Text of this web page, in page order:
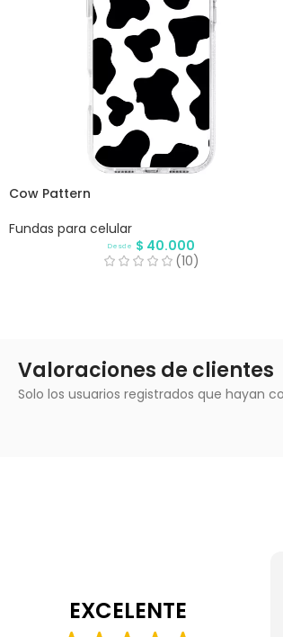
Cow Pattern
Fundas para celular
Desde $ 40.000
(10)
Valoraciones de clientes
Solo los usuarios registrados que hayan
EXCELENTE